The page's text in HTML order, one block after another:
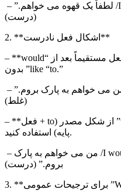
/ لطفاً یک قهوه می خواهم.”
(درست)
2. **اشکال فعل نادرست**
مستقیماً بعد از “would
like ” بدون “to.”
می خواهم به پارک بروم.”
(غلط)
” از شکل مصدر (to + فعل
پایه) استفاده کنید.
I/ من می خواهم به پارک
بروم.” (درست)